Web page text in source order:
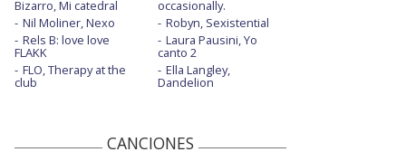
Bizarro, Mi catedral
Nil Moliner, Nexo
Rels B: love love
FLAKK
FLO, Therapy at the
club
occasionally.
Robyn, Sexistential
Laura Pausini, Yo
canto 2
Ella Langley,
Dandelion
CANCIONES